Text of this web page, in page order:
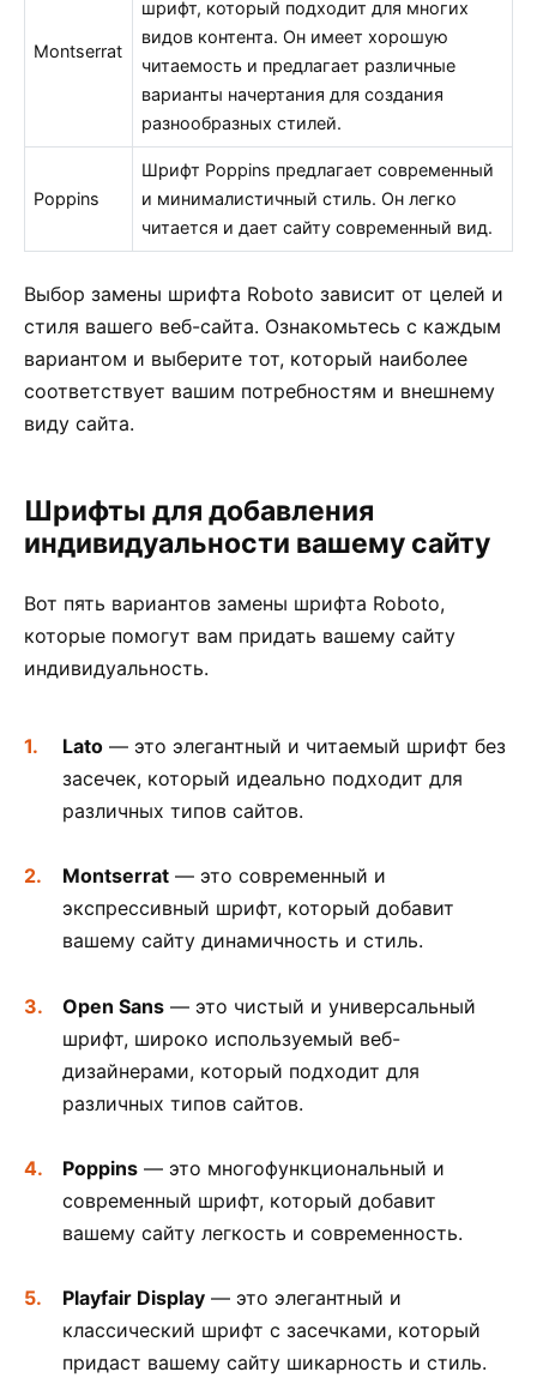
Montserrat
шрифт, который подходит для многих
видов контента. Он имеет хорошую
читаемость и предлагает различные
варианты начертания для создания
разнообразных стилей.
Poppins
Шрифт Poppins предлагает современный
и минималистичный стиль. Он легко
читается и дает сайту современный вид.
Выбор замены шрифта Roboto зависит от целей и
стиля вашего веб-сайта. Ознакомьтесь с каждым
вариантом и выберите тот, который наиболее
соответствует вашим потребностям и внешнему
виду сайта.
Шрифты для добавления
индивидуальности вашему сайту
Вот пять вариантов замены шрифта Roboto,
которые помогут вам придать вашему сайту
индивидуальность.
Lato — это элегантный и читаемый шрифт без
засечек, который идеально подходит для
различных типов сайтов.
Montserrat — это современный и
экспрессивный шрифт, который добавит
вашему сайту динамичность и стиль.
Open Sans — это чистый и универсальный
шрифт, широко используемый веб-
дизайнерами, который подходит для
различных типов сайтов.
Poppins — это многофункциональный и
современный шрифт, который добавит
вашему сайту легкость и современность.
Playfair Display — это элегантный и
классический шрифт с засечками, который
придаст вашему сайту шикарность и стиль.